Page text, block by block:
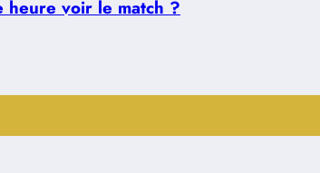
voir le match ?